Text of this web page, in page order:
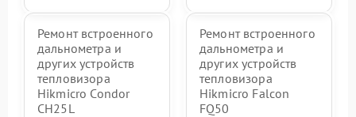
Ремонт встроенного
дальнометра и
других устройств
тепловизора
Hikmicro Condor
CH25L
Ремонт встроенного
дальнометра и
других устройств
тепловизора
Hikmicro Falcon
FQ50